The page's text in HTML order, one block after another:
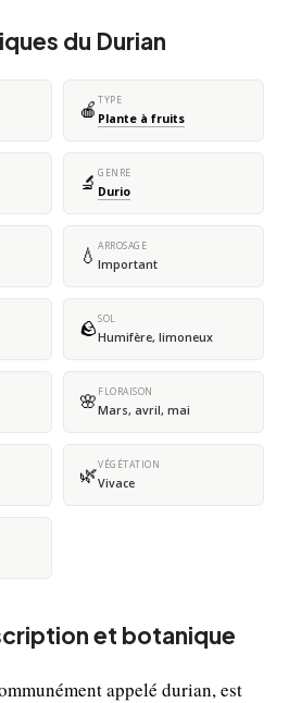
du Durian
🍎 TYPE
Plante à fruits
🔬 GENRE
Durio
💧 ARROSAGE
Important
🪨SOL
Humifère, limoneux
🌸 FLORAISON
Mars, avril, mai
🌿VÉGÉTATION
Vivace
et botanique
appelé durian, est